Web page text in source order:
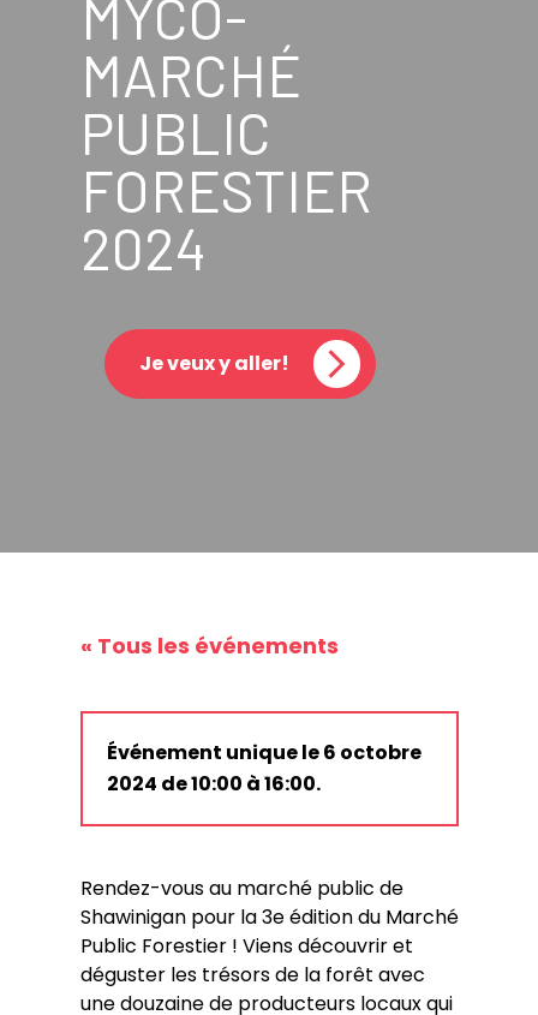
MYCO-
MARCHÉ
PUBLIC
FORESTIER
2024
Je veux y aller!
« Tous les événements
Événement unique le 6 octobre
2024 de 10:00 à 16:00.
Rendez-vous au marché public de
Shawinigan pour la 3e édition du Marché
Public Forestier ! Viens découvrir et
déguster les trésors de la forêt avec
une douzaine de producteurs locaux qui